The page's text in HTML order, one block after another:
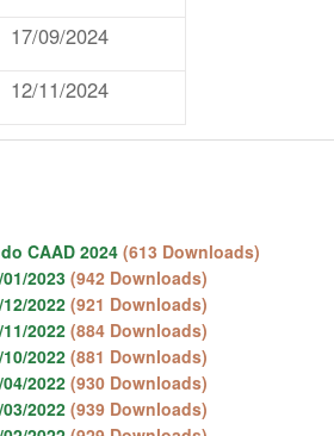
17/09/2024
12/11/2024
CAAD 2024 (613 Downloads)
2023 (942 Downloads)
2022 (921 Downloads)
2022 (884 Downloads)
2022 (881 Downloads)
2022 (930 Downloads)
2022 (939 Downloads)